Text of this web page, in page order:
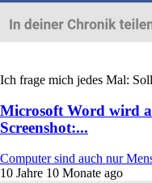
Ich frage mich jedes Mal:
Microsoft Word wird
Screenshot:...
Computer sind auch nur
10 Jahre 10 Monate ago